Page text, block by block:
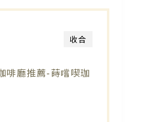
收合
啡廳推薦-蒔嚐喫珈